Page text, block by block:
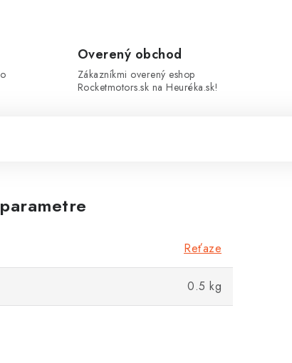
Overený obchod
Zákazníkmi overený eshop
Rocketmotors.sk na Heuréka.sk!
Reťaze
0.5 kg